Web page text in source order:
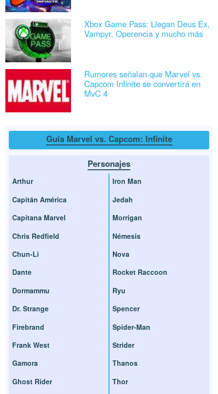
Xbox Game Pass: Llegan Deus Ex,
Vampyr, Operencia y mucho más
Rumores señalan que Marvel vs.
Capcom Infinite se convertirá en
MvC 4
Guía Marvel vs. Capcom: Infinite
Personajes
Arthur
Capitán América
Capitana Marvel
Chris Redfield
Chun-Li
Dante
Dormammu
Dr. Strange
Firebrand
Frank West
Gamora
Ghost Rider
Iron Man
Jedah
Morrigan
Némesis
Nova
Rocket Raccoon
Ryu
Spencer
Spider-Man
Strider
Thanos
Thor